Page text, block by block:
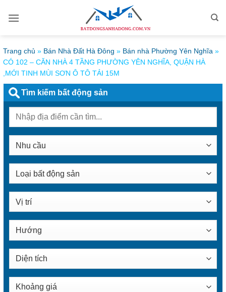
qua
Trang chủ » Bán Nhà Đất Hà Đông » Bán nhà Phường Yên Nghĩa »
CÓ 102 – CĂN NHÀ 4 TẦNG PHƯỜNG YÊN NGHĨA, QUẬN HÀ
,MỚI TINH MÙI SƠN Ô TÔ TẢI 15M
Tìm kiếm bất động sản